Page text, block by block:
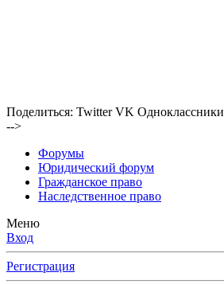
Поделиться: Twitter VK Одноклассники
-->
Форумы
Юридический форум
Гражданское право
Наследственное право
Меню
Вход
Регистрация